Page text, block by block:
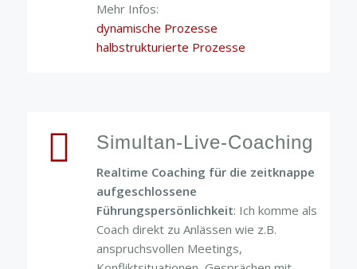
Mehr Infos:
dynamische Prozesse
halbstrukturierte Prozesse
Simultan-Live-Coaching
Realtime Coaching für die zeitknappe
aufgeschlossene
Führungspersönlichkeit: Ich komme als
Coach direkt zu Anlässen wie z.B.
anspruchsvollen Meetings,